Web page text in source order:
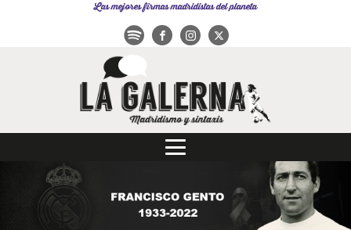
Las mejores firmas madridistas del planeta